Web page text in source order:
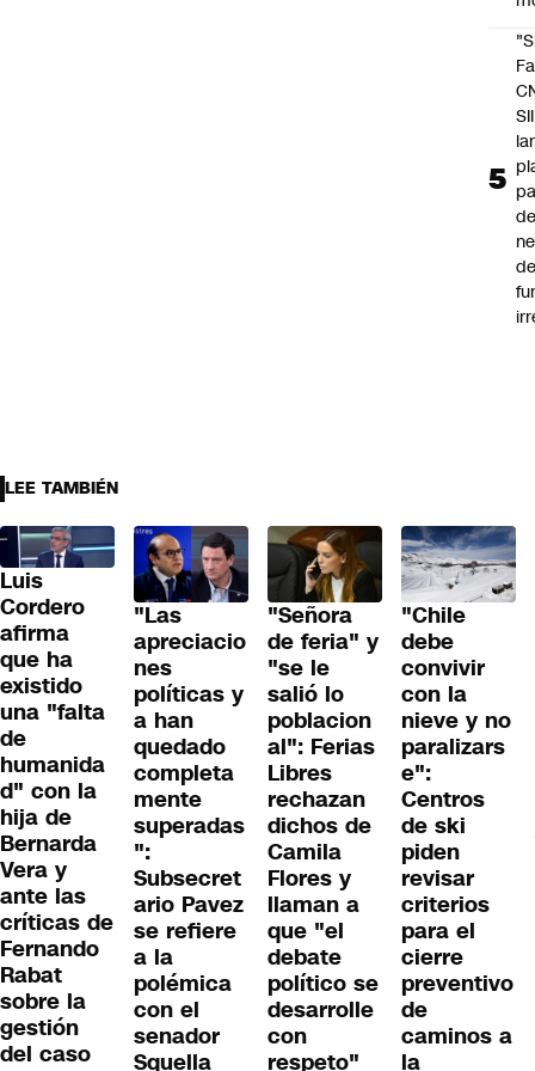
SII
de
LEE TAMBIÉN
Luis
Cordero
afirma
que ha
existido
una "falta
de
humanida
d" con la
hija de
Bernarda
Vera y
ante las
críticas de
Fernando
Rabat
sobre la
gestión
del caso
"Las
apreciacio
nes
políticas y
a han
quedado
completa
mente
superadas
":
Subsecret
ario Pavez
se refiere
a la
polémica
con el
senador
Squella
"Señora
de feria" y
"se le
salió lo
poblacion
al": Ferias
Libres
rechazan
dichos de
Camila
Flores y
llaman a
que "el
debate
político se
desarrolle
con
respeto"
"Chile
debe
convivir
con la
nieve y no
paralizars
e":
Centros
de ski
piden
revisar
criterios
para el
cierre
preventivo
de
caminos a
la